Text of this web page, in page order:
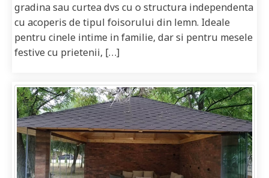
gradina sau curtea dvs cu o structura independenta
cu acoperis de tipul foisorului din lemn. Ideale
pentru cinele intime in familie, dar si pentru mesele
festive cu prietenii, […]